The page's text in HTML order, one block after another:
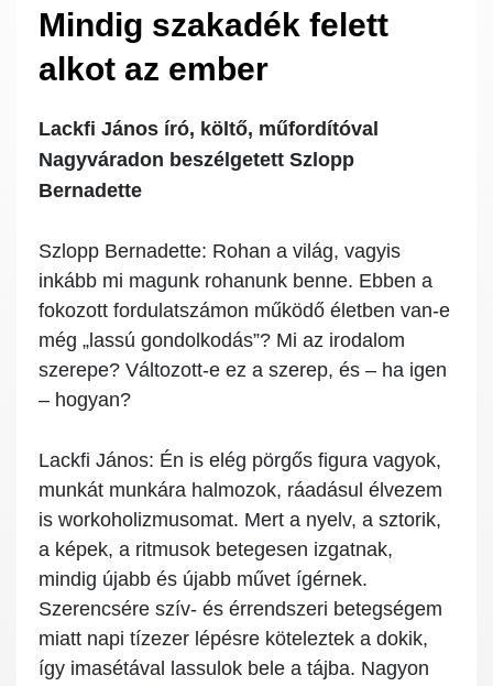
Mindig szakadék felett
alkot az ember
Lackfi János író, költő, műfordítóval
Nagyváradon beszélgetett Szlopp
Bernadette
Szlopp Bernadette: Rohan a világ, vagyis
inkább mi magunk rohanunk benne. Ebben a
fokozott fordulatszámon működő életben van-e
még „lassú gondolkodás”? Mi az irodalom
szerepe? Változott-e ez a szerep, és – ha igen
– hogyan?
Lackfi János: Én is elég pörgős figura vagyok,
munkát munkára halmozok, ráadásul élvezem
is workoholizmusomat. Mert a nyelv, a sztorik,
a képek, a ritmusok betegesen izgatnak,
mindig újabb és újabb művet ígérnek.
Szerencsére szív- és érrendszeri betegségem
miatt napi tízezer lépésre köteleztek a dokik,
így imasétával lassulok bele a tájba. Nagyon